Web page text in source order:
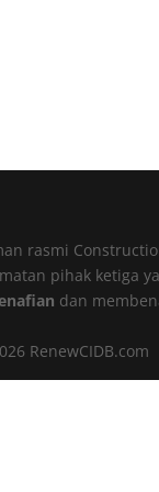
rasmi
pihak ketiga
dan
RenewCIDB.com